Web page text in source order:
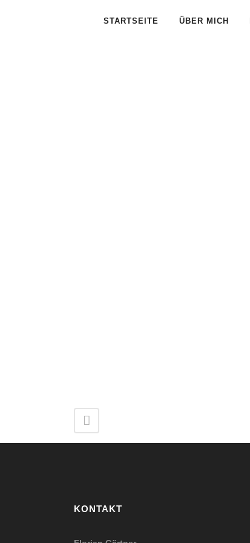
STARTSEITE ÜBER MICH
KONTAKT